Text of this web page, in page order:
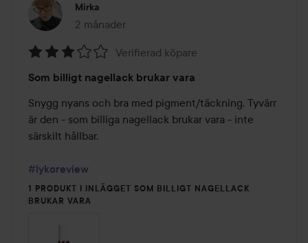
Mirka
2 månader
Inlägget skapades 2 månader
3
av
5
Verifierad köpare
Som billigt nagellack brukar vara
Snygg nyans och bra med pigment/täckning. Tyvärr
är den - som billiga nagellack brukar vara - inte
särskilt hållbar.
#lykoreview
1 PRODUKT I INLÄGGET SOM BILLIGT NAGELLACK
BRUKAR VARA